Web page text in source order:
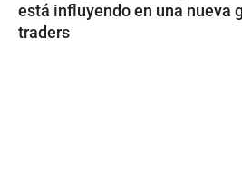
está influyendo en una nueva
traders